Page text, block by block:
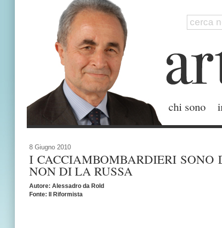
chi sono
8 Giugno 2010
I CACCIAMBOMBARDIERI SONO
NON DI LA RUSSA
Autore: Alessadro da Rold
Fonte: Il Riformista